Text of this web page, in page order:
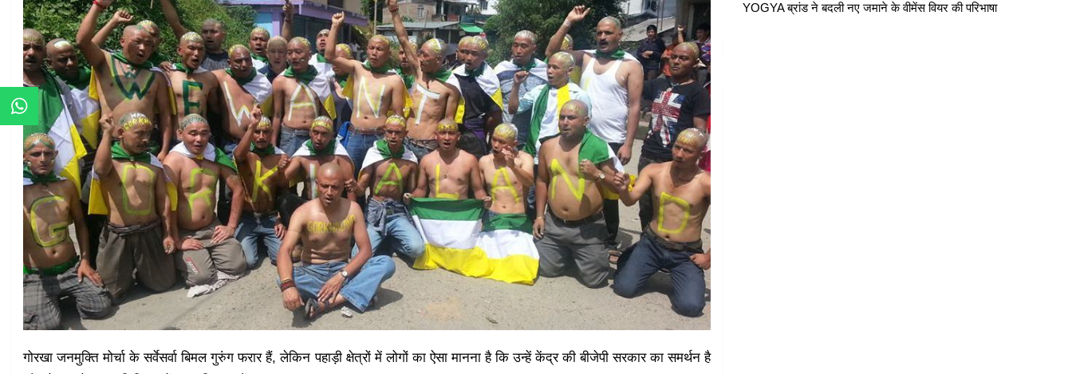
गोरखा जनमुक्ति मोर्चा के सर्वेसर्वा बिमल गुरुंग फरार हैं, लेकिन पहाड़ी क्षेत्रों में लोगों का ऐसा मानना है कि उन्हें केंद्र की बीजेपी सरकार का समर्थन है
YOGYA ब्रांड ने बदली नए जमाने के वीमेंस वियर की परिभाषा